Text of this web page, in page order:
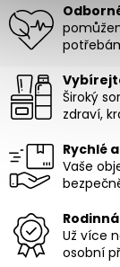
Široký
zdraví,
Rychlé
Vaše
Už více
osobní